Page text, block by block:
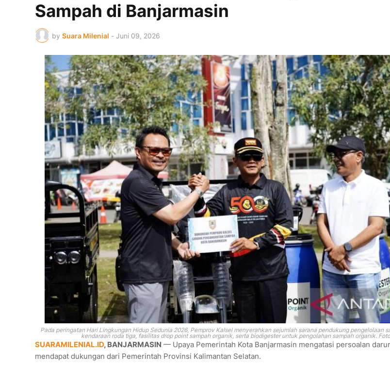
Sampah di Banjarmasin
by Suara Milenial - Juni 09, 2026
Pada peringatan Hari Lingkungan Hidup Sedunia 2026, Pemprov Kalsel menyerahkan sejumlah sarana pendukung pengelolaan
kendaraan roda tiga, fasilitas drop point sampah organik, serta biodigester untuk pengolahan sampah organik.
SUARAMILENIAL.ID, BANJARMASIN — Upaya Pemerintah Kota Banjarmasin mengatasi persoalan
mendapat dukungan dari Pemerintah Provinsi Kalimantan Selatan.